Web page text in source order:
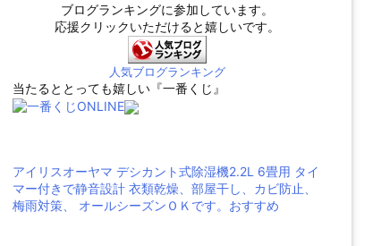
ブログランキングに参加しています。
応援クリックいただけると嬉しいです。
人気ブログランキング
当たるととっても嬉しい『一番くじ』
アイリスオーヤマ デシカント式除湿機2.2L 6畳用 タイ
マー付きで静音設計 衣類乾燥、部屋干し、カビ防止、
梅雨対策、 オールシーズンＯＫです。おすすめ